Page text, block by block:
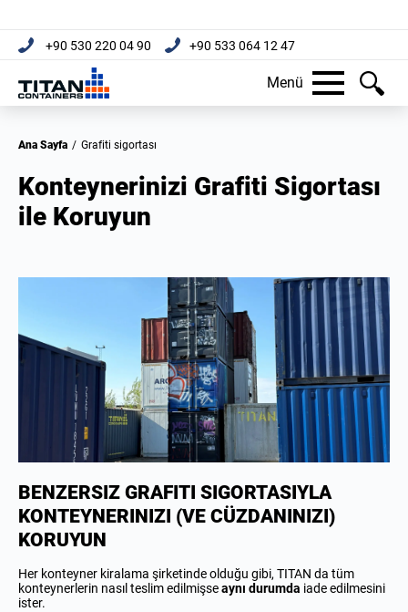
+90 530 220 04 90 +90 533 064 12 47
Menü
Ana Sayfa / Grafiti sigortası
Konteynerinizi Grafiti Sigortası
ile Koruyun
BENZERSIZ GRAFITI SIGORTASIYLA
KONTEYNERINIZI (VE CÜZDANINIZI)
KORUYUN
Her konteyner kiralama şirketinde olduğu gibi, TITAN da tüm
konteynerlerin nasıl teslim edilmişseaynı durumda iade edilmesini
ister.